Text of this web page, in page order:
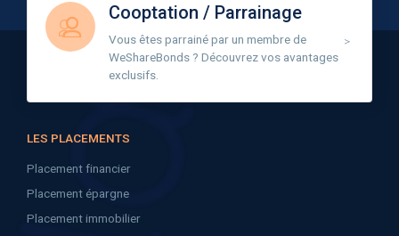
Cooptation / Parrainage
Vous êtes parrainé par un membre de
WeShareBonds ? Découvrez vos avantages
exclusifs.
LES PLACEMENTS
Placement financier
Placement épargne
Placement immobilier